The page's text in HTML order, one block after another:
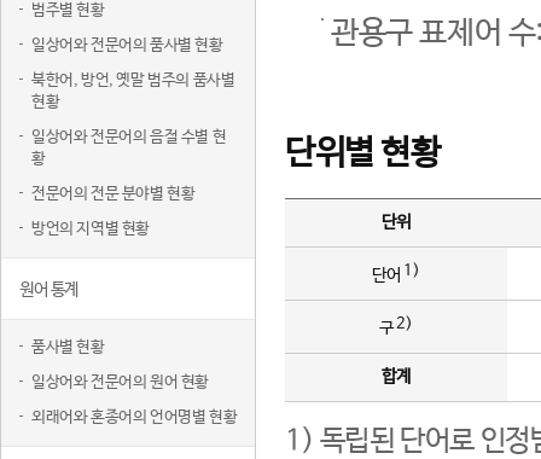
범주별 현황
일상어와 전문어의 품사별 현황
북한어, 방언, 옛말 범주의 품사별
현황
일상어와 전문어의 음절 수별 현
황
전문어의 전문 분야별 현황
방언의 지역별 현황
원어 통계
품사별 현황
일상어와 전문어의 원어 현황
외래어와 혼종어의 언어명별 현황
관용구 표제어
단위별 현황
단위
단어 1)
구2)
합계
1) 독립된 단어로 인정